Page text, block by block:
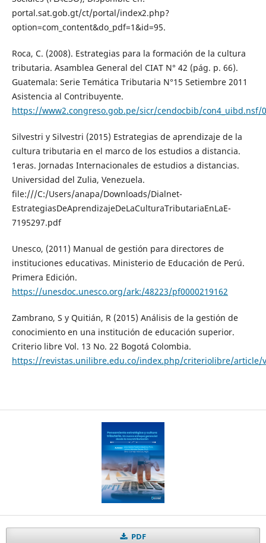
portal.sat.gob.gt/ct/portal/index2.php?
option=com_content&do_pdf=1&id=95.
Roca, C. (2008). Estrategias para la formación de la cultura
tributaria. Asamblea General del CIAT N° 42 (pág. p. 66).
Guatemala: Serie Temática Tributaria N°15 Setiembre 2011
Asistencia al Contribuyente.
https://www2.congreso.gob.pe/sicr/cendocbib/con4_uibd.nsf/
Silvestri y Silvestri (2015) Estrategias de aprendizaje de la
cultura tributaria en el marco de los estudios a distancia.
1eras. Jornadas Internacionales de estudios a distancias.
Universidad del Zulia, Venezuela.
file:///C:/Users/anapa/Downloads/Dialnet-
EstrategiasDeAprendizajeDeLaCulturaTributariaEnLaE-
7195297.pdf
Unesco, (2011) Manual de gestión para directores de
instituciones educativas. Ministerio de Educación de Perú.
Primera Edición.
https://unesdoc.unesco.org/ark:/48223/pf0000219162
Zambrano, S y Quitián, R (2015) Análisis de la gestión de
conocimiento en una institución de educación superior.
Criterio libre Vol. 13 No. 22 Bogotá Colombia.
https://revistas.unilibre.edu.co/index.php/criteriolibre/article/
PDF